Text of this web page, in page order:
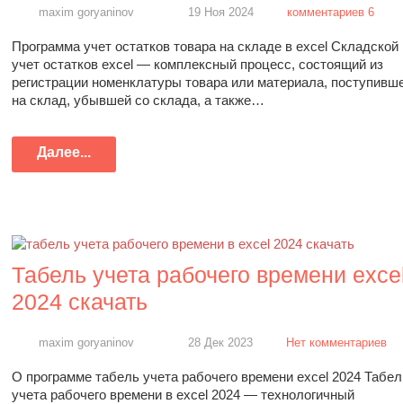
maxim goryaninov 19 Ноя 2024 комментариев 6
Программа учет остатков товара на складе в excel Складской
учет остатков excel — комплексный процесс, состоящий из
регистрации номенклатуры товара или материала,
на склад, убывшей со склада, а также…
Далее...
Табель учета рабочего времени
2024 скачать
maxim goryaninov 28 Дек 2023 Нет комментариев
О программе табель учета рабочего времени excel 2024
учета рабочего времени в excel 2024 — технологичный